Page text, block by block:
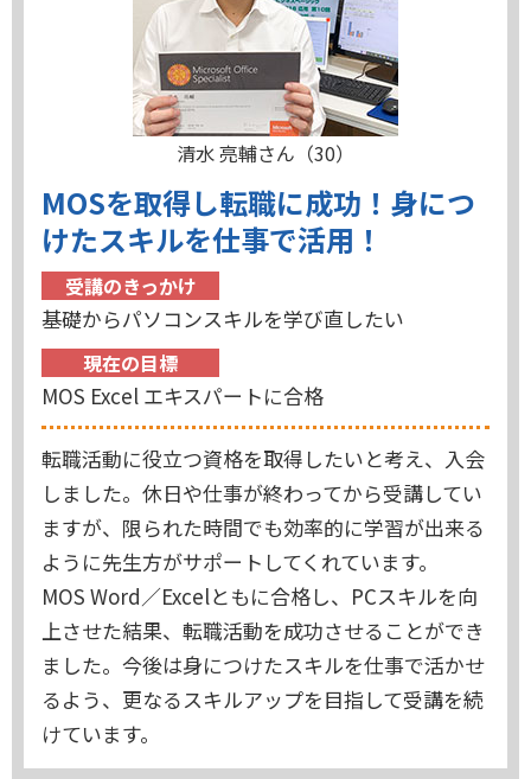
清水 亮輔さん（30）
MOSを取得し転職に成功！身につ
けたスキルを仕事で活用！
受講のきっかけ
基礎からパソコンスキルを学び直したい
現在の目標
MOS Excel エキスパートに合格
転職活動に役立つ資格を取得したいと考え、入会
しました。休日や仕事が終わってから受講してい
ますが、限られた時間でも効率的に学習が出来る
ように先生方がサポートしてくれています。
MOS Word／Excelともに合格し、PCスキルを向
上させた結果、転職活動を成功させることができ
ました。今後は身につけたスキルを仕事で活かせ
るよう、更なるスキルアップを目指して受講を続
けています。